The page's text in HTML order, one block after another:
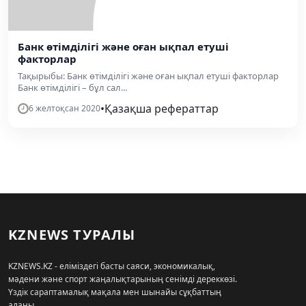
Банк өтімділігі және оған ықпал етуші
факторлар
Тақырыбы: Банк өтімділігі және оған ықпал етуші факторлар
Банк өтімділігі – бұл сал...
6 желтоқсан 2020•Қазақша рефераттар
KZNEWS ТУРАЛЫ
KZNEWS.KZ - еліміздегі басты саяси, экономикалық,
мәдени және спорт жаңалықтарының сенімді дереккөзі.
Үздік сараптамалық мақала мен шынайы сұқбаттың